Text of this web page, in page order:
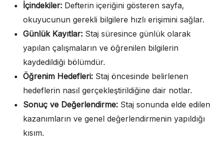
İçindekiler: Defterin içeriğini gösteren sayfa,
okuyucunun gerekli bilgilere hızlı erişimini sağlar.
Günlük Kayıtlar: Staj süresince günlük olarak
yapılan çalışmaların ve öğrenilen bilgilerin
kaydedildiği bölümdür.
Öğrenim Hedefleri: Staj öncesinde belirlenen
hedeflerin nasıl gerçekleştirildiğine dair notlar.
Sonuç ve Değerlendirme: Staj sonunda elde edilen
kazanımların ve genel değerlendirmenin yapıldığı
kısım.